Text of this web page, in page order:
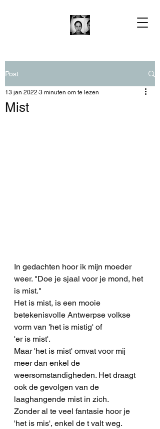
Post
Mist
13 jan 2022 3 minuten om te lezen
In gedachten hoor ik mijn moeder
weer. "Doe je sjaal voor je mond, het
is mist."
Het is mist, is een mooie
betekenisvolle Antwerpse volkse
vorm van 'het is mistig' of
'er is mist'.
Maar 'het is mist' omvat voor mij
meer dan enkel de
weersomstandigheden. Het draagt
ook de gevolgen van de
laaghangende mist in zich.
Zonder al te veel fantasie hoor je
'het is mis', enkel de t valt weg.